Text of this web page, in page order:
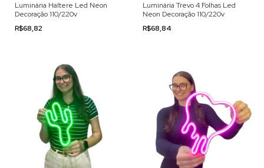
Luminária Haltere Led Neon
Decoração 110/220v
R$68,82
Luminária Trevo 4 Folhas Led
Neon Decoração 110/220v
R$68,84